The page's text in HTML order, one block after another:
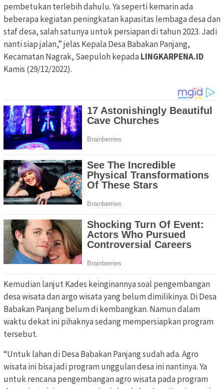
pembetukan terlebih dahulu. Ya seperti kemarin ada
beberapa kegiatan peningkatan kapasitas lembaga desa dan
staf desa, salah satunya untuk persiapan di tahun 2023. Jadi
nanti siap jalan,” jelas Kepala Desa Babakan Panjang,
Kecamatan Nagrak, Saepuloh kepadaLINGKARPENA.ID
Kamis (29/12/2022).
Kemudian lanjut Kades keinginannya soal pengembangan
desa wisata dan argo wisata yang belum dimilikinya. Di Desa
Babakan Panjang belum di kembangkan. Namun dalam
waktu dekat ini pihaknya sedang mempersiapkan program
tersebut.
“Untuk lahan di Desa Babakan Panjang sudah ada. Agro
wisata ini bisa jadi program unggulan desa ini nantinya. Ya
untuk rencana pengembangan agro wisata pada program